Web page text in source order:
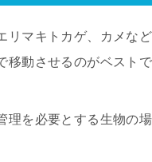
リマキトカゲ、カメな
移動させるのがベストで
理を必要とする生物の